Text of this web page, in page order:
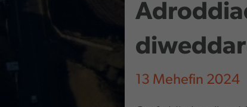
13 Mehefin 2024